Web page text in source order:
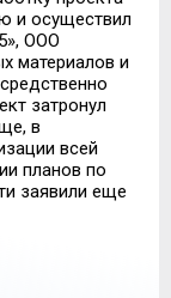
и осуществил
ООО
материалов и
затронул
в
всей
планов по
заявили еще